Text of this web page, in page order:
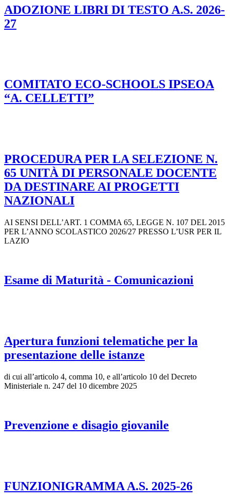
ADOZIONE LIBRI DI TESTO A.S. 2026-
27
COMITATO ECO-SCHOOLS IPSEOA
“A. CELLETTI”
PROCEDURA PER LA SELEZIONE N.
65 UNITÀ DI PERSONALE DOCENTE
DA DESTINARE AI PROGETTI
NAZIONALI
AI SENSI DELL’ART. 1 COMMA 65, LEGGE N. 107 DEL 2015
PER L’ANNO SCOLASTICO 2026/27 PRESSO L’USR PER IL
LAZIO
Esame di Maturità - Comunicazioni
Apertura funzioni telematiche per la
presentazione delle istanze
di cui all’articolo 4, comma 10, e all’articolo 10 del Decreto
Ministeriale n. 247 del 10 dicembre 2025
Prevenzione e disagio giovanile
FUNZIONIGRAMMA A.S. 2025-26